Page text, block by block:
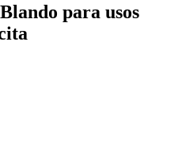
para usos